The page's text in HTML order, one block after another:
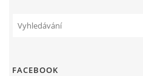
FACEBOOK